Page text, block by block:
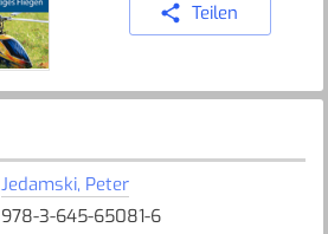
Teilen
Jedamski, Peter
978-3-645-65081-6